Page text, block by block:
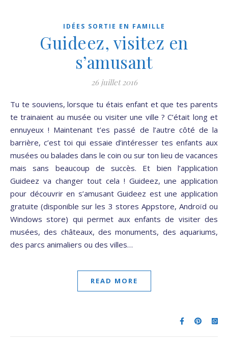
IDÉES SORTIE EN FAMILLE
Guideez, visitez en
s’amusant
26 juillet 2016
Tu te souviens, lorsque tu étais enfant et que tes parents
te trainaient au musée ou visiter une ville ? C’était long et
ennuyeux ! Maintenant t’es passé de l’autre côté de la
barrière, c’est toi qui essaie d’intéresser tes enfants aux
musées ou balades dans le coin ou sur ton lieu de vacances
mais sans beaucoup de succès. Et bien l’application
Guideez va changer tout cela ! Guideez, une application
pour découvrir en s’amusant Guideez est une application
gratuite (disponible sur les 3 stores Appstore, Androïd ou
Windows store) qui permet aux enfants de visiter des
musées, des châteaux, des monuments, des aquariums,
des parcs animaliers ou des villes…
READ MORE